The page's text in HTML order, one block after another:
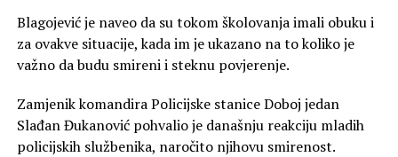
Blagojević je naveo da su tokom školovanja imali obuku i
za ovakve situacije, kada im je ukazano na to koliko je
važno da budu smireni i steknu povjerenje.
Zamjenik komandira Policijske stanice Doboj jedan
Slađan Đukanović pohvalio je današnju reakciju mladih
policijskih službenika, naročito njihovu smirenost.